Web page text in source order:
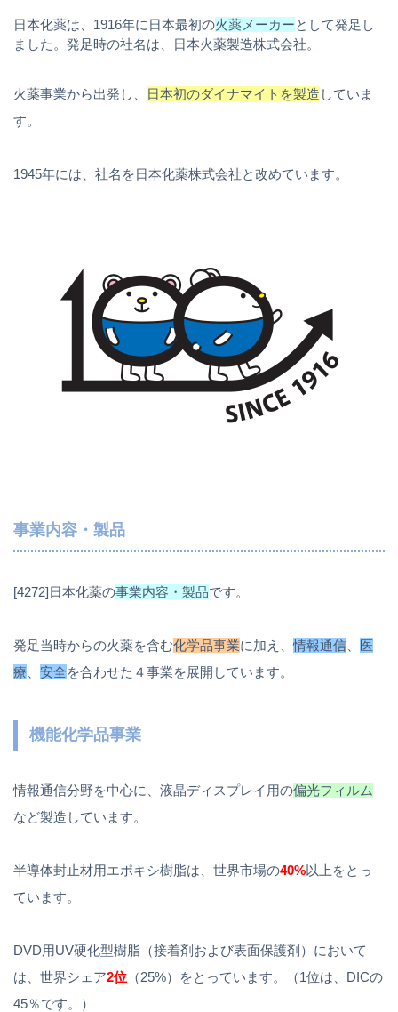
日本化薬は、1916年に日本最初の火薬メーカーとして発足し
ました。発足時の社名は、日本火薬製造株式会社。
火薬事業から出発し、 日本初のダイナマイトを製造 していま
す。
1945年には、社名を日本化薬株式会社と改めています。
事業内容・製品
[4272]日本化薬の事業内容・製品です。
発足当時からの火薬を含む化学品事業に加え、情報通信、
医
療、 安全を合わせた４事業を展開しています。
機能化学品事業
情報通信分野を中心に、液晶ディスプレイ用の偏光フィルム
など製造しています。
半導体封止材用エポキシ樹脂は、世界市場の40%以上をとっ
ています。
DVD用UV硬化型樹脂（接着剤および表面保護剤）において
は、世界シェア2位 （25%）をとっています。（1位は、DICの
45％です。）